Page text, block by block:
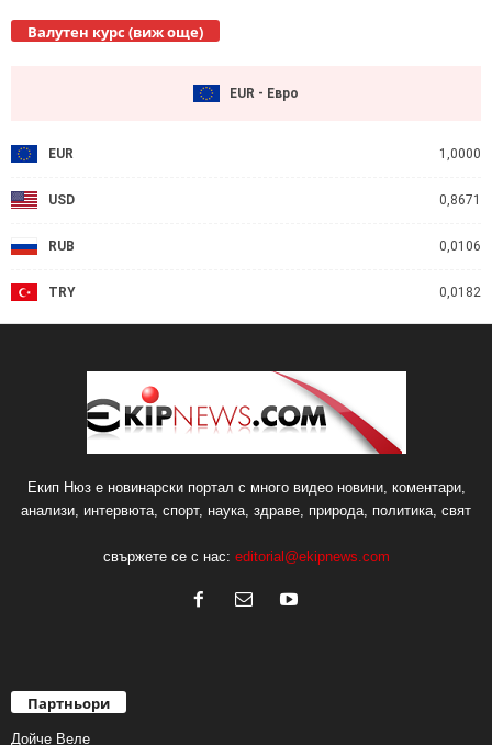
Валутен курс (виж още)
EUR - Евро
EUR 1,0000
USD 0,8671
RUB 0,0106
TRY 0,0182
Екип Нюз е новинарски портал с много видео новини, коментари,
анализи, интервюта, спорт, наука, здраве, природа, политика, свят
свържете се с нас: editorial@ekipnews.com
Партньори
Дойче Веле